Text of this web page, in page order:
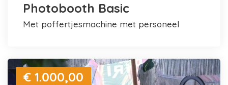
Photobooth Basic
met poffertjesmachine met personeel
€ 1.000,00